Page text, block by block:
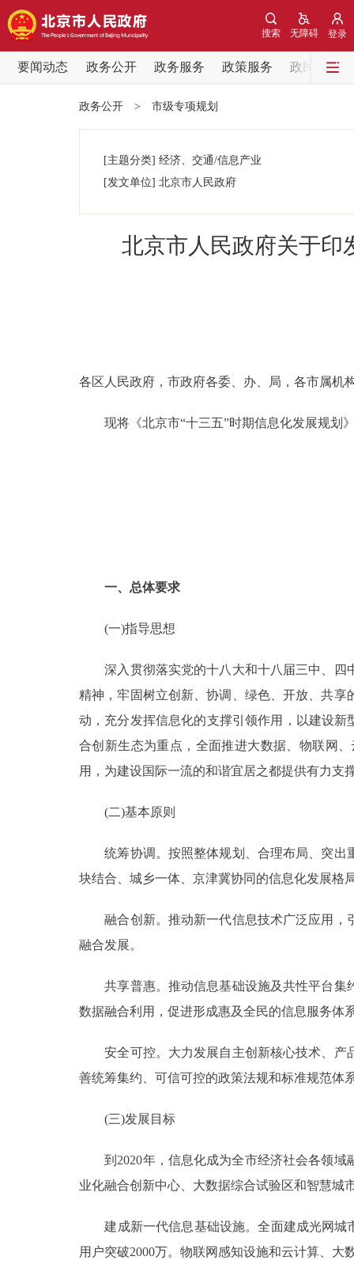
登录
无障碍
搜索
要闻动态 政务公开 政务服务 政策服务
政民互动
党中央精神
北京要闻
参与调查
走进北京
北京概况
ITALIANO
政务公开 > 市级专项规划
[主题分类] 经济、交通/信息产业
[发文单位] 北京市人民政府
北京市人民政府关于印
各区人民政府，市政府各委、办、局，各市属机
现将《北京市“十三五”时期信息化发展规划
一、总体要求
(一)指导思想
深入贯彻落实党的十八大和十八届三中、四
精神，牢固树立创新、协调、绿色、开放、共
动，充分发挥信息化的支撑引领作用，以建设
合创新生态为重点，全面推进大数据、物联网
用，为建设国际一流的和谐宜居之都提供有力支
(二)基本原则
统筹协调。按照整体规划、合理布局、突出
块结合、城乡一体、京津冀协同的信息化发展格
融合创新。推动新一代信息技术广泛应用，
融合发展。
共享普惠。推动信息基础设施及共性平台集
数据融合利用，促进形成惠及全民的信息服务体
安全可控。大力发展自主创新核心技术、产
善统筹集约、可信可控的政策法规和标准规范体
(三)发展目标
到2020年，信息化成为全市经济社会各领域
业化融合创新中心、大数据综合试验区和智慧城
建成新一代信息基础设施。全面建成光网城
用户突破2000万。物联网感知设施和云计算、